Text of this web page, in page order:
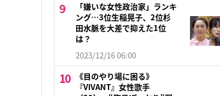
「嫌いな女性政治家」ランキ
ング…3位生稲晃子、2位杉
田水脈を大差で抑えた1位
は？
2023/12/16 06:00
《目のやり場に困る》
『VIVANT』女性歌手